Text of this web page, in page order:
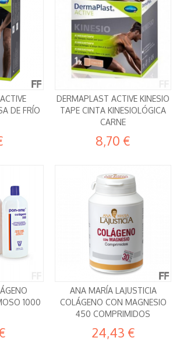
DE FRÍO
DERMAPLAST ACTIVE KINESIO
TAPE CINTA KINESIOLÓGICA
CARNE
8,70 €
1000
ANA MARÍA LAJUSTICIA
COLÁGENO CON MAGNESIO
450 COMPRIMIDOS
24,43 €